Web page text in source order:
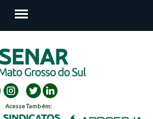
Acesse Também: